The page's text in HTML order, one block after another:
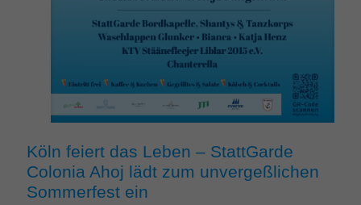
Köln feiert das Leben – StattGarde
Colonia Ahoj lädt zum unvergeßlichen
Sommerfest ein